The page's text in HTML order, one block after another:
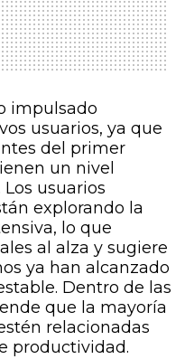
impulsado
usuarios, ya que
del primer
un nivel
usuarios
explorando la
lo que
al alza y sugiere
ya han alcanzado
Dentro de las
que la mayoría
relacionadas
productividad.